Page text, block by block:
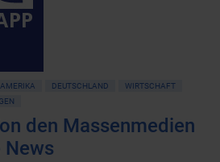
AMERIKA DEUTSCHLAND
WIRTSCHAFT
den Massenmedien
News